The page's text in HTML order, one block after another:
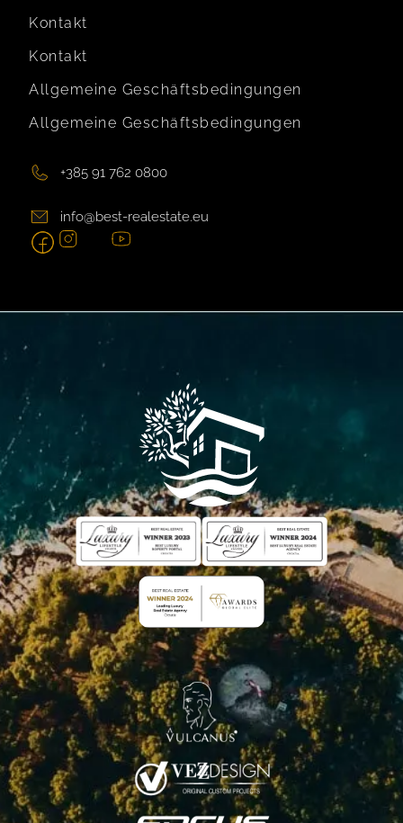
Kontakt
Kontakt
Allgemeine Geschäftsbedingungen
Allgemeine Geschäftsbedingungen
+385 91 762 0800
info@best-realestate.eu